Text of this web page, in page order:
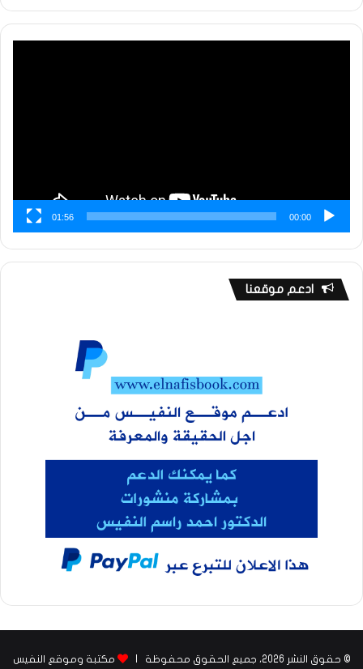
00:00
01:56
ادعم موقعنا
© حقوق النشر 2026، جميع الحقوق محفوظة | مكتبة وموقع النفيس